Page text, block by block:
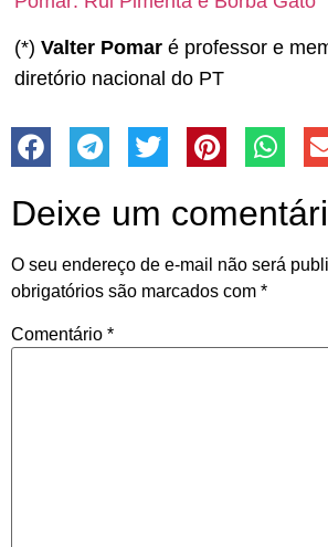
(*) Valter Pomar é professor e
diretório nacional do PT
Deixe um
O seu endereço de e-mail não será
obrigatórios são marcados com *
Comentário *